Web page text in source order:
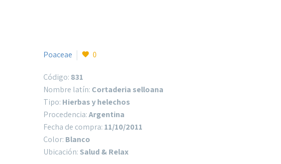
Poaceae 0
Código: 831
Nombre latín: Cortaderia selloana
Tipo: Hierbas y helechos
Procedencia:Argentina
Fecha de compra: 11/10/2011
Color: Blanco
Ubicación: Salud & Relax